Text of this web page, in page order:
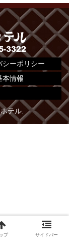
シーポリシー
本情報
テル.
プ サイドバー